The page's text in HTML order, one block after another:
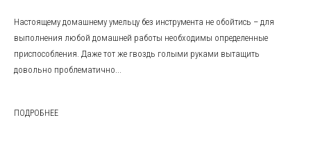
Настоящему домашнему умельцу без инструмента не обойтись – для
выполнения любой домашней работы необходимы определенные
приспособления. Даже тот же гвоздь голыми руками вытащить
довольно проблематично...
ПОДРОБНЕЕ